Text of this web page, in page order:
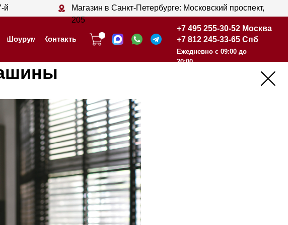
+7 495 255-30-52 Москва
Ежедневно с 09:00 до
+7 812 245-33-65 Спб
Контакты
Магазин в Санкт-Петербурге: Московский проспект,
205
+7 495 255-30-52 Москва
Ежедневно с 09:00 до
20:00